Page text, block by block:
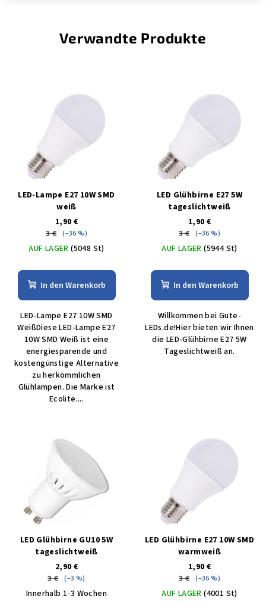
Verwandte Produkte
LED-Lampe E27 10W SMD
weiß
1,90 €
3 € (–36 %)
AUF LAGER(5048 St)
In den Warenkorb
LED-Lampe E27 10W SMD
WeißDiese LED-Lampe E27
10W SMD Weiß ist eine
energiesparende und
kostengünstige Alternative
zu herkömmlichen
Glühlampen. Die Marke ist
Ecolite....
LED Glühbirne E27 5W
tageslichtweiß
1,90 €
3 € (–36 %)
AUF LAGER(5944 St)
In den Warenkorb
Willkommen bei Gute-
LEDs.de!Hier bieten wir Ihnen
die LED-Glühbirne E27 5W
Tageslichtweiß an.
LED Glühbirne GU10 5W
tageslichtweiß
2,90 €
3 € (–3 %)
Innerhalb 1-3 Wochen
LED Glühbirne E27 10W SMD
warmweiß
1,90 €
3 € (–36 %)
AUF LAGER(4001 St)